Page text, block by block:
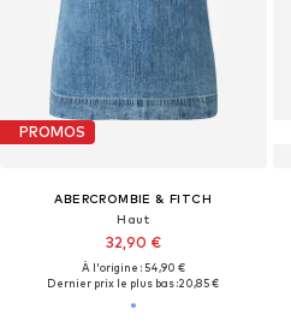
PROMOS
ABERCROMBIE & FITCH
Haut
32,90 €
À l'origine : 54,90 €
Dernier prix le plus bas :20,85 €